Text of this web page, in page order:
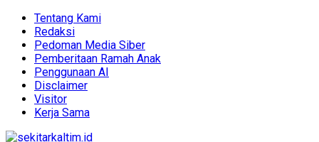
Tentang Kami
Redaksi
Pedoman Media Siber
Pemberitaan Ramah Anak
Penggunaan AI
Disclaimer
Visitor
Kerja Sama